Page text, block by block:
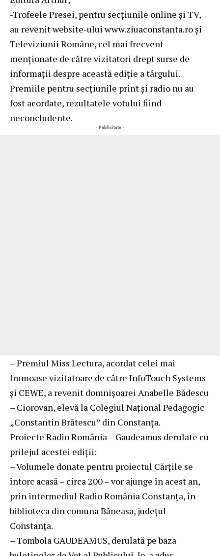
-Trofeele Presei, pentru secțiunile online și TV,
au revenit website-ului www.ziuaconstanta.ro și
Televiziunii Române, cel mai frecvent
menționate de către vizitatori drept surse de
informații despre această ediție a târgului.
Premiile pentru secțiunile print și radio nu au
fost acordate, rezultatele votului fiind
neconcludente.
- Publicitate -
– Premiul Miss Lectura, acordat celei mai
frumoase vizitatoare de către InfoTouch Systems
și CEWE, a revenit domnișoarei Anabelle Bădescu
– Ciorovan, elevă la Colegiul Național Pedagogic
„Constantin Brătescu” din Constanța.
Proiecte Radio România – Gaudeamus derulate cu
prilejul acestei ediții:
– Volumele donate pentru proiectul Cărţile se
întorc acasă – circa 200 – vor ajunge în acest an,
prin intermediul Radio România Constanța, în
biblioteca din comuna Băneasa, județul
Constanța.
– Tombola GAUDEAMUS, derulată pe baza